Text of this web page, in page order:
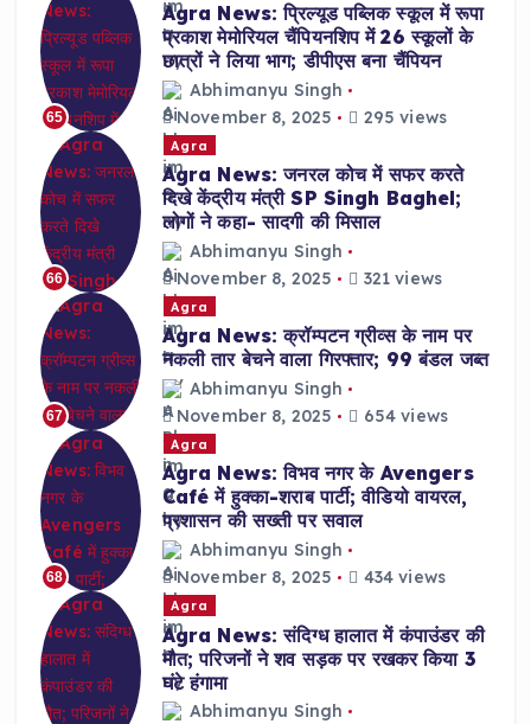
65
Agra News: प्रिल्यूड पब्लिक स्कूल में रूपा
प्रकाश मेमोरियल चैंपियनशिप में 26 स्कूलों के
छात्रों ने लिया भाग; डीपीएस बना चैंपियन
Abhimanyu Singh
November 8, 2025
295 views
66
Agra
Agra News: जनरल कोच में सफर करते
दिखे केंद्रीय मंत्री SP Singh Baghel;
लोगों ने कहा- सादगी की मिसाल
Abhimanyu Singh
November 8, 2025
321 views
67
Agra
Agra News: क्रॉम्पटन ग्रीव्स के नाम पर
नकली तार बेचने वाला गिरफ्तार; 99 बंडल जब्त
Abhimanyu Singh
November 8, 2025
654 views
68
Agra
Agra News: विभव नगर के Avengers
Café में हुक्का-शराब पार्टी; वीडियो वायरल,
प्रशासन की सख्ती पर सवाल
Abhimanyu Singh
November 8, 2025
434 views
Agra
Agra News: संदिग्ध हालात में कंपाउंडर की
मौत; परिजनों ने शव सड़क पर रखकर किया 3
घंटे हंगामा
Abhimanyu Singh